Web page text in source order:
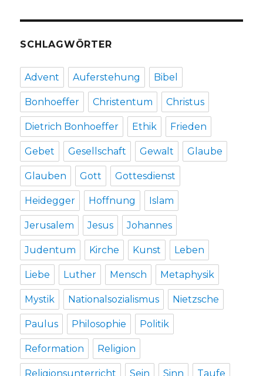
SCHLAGWÖRTER
Advent Auferstehung Bibel
Bonhoeffer Christentum Christus
Dietrich Bonhoeffer Ethik Frieden
Gebet Gesellschaft Gewalt Glaube
Glauben Gott Gottesdienst
Heidegger Hoffnung Islam
Jerusalem Jesus Johannes
Judentum Kirche Kunst Leben
Liebe Luther Mensch Metaphysik
Mystik Nationalsozialismus Nietzsche
Paulus Philosophie Politik
Reformation Religion
Religionsunterricht Sein Sinn Taufe